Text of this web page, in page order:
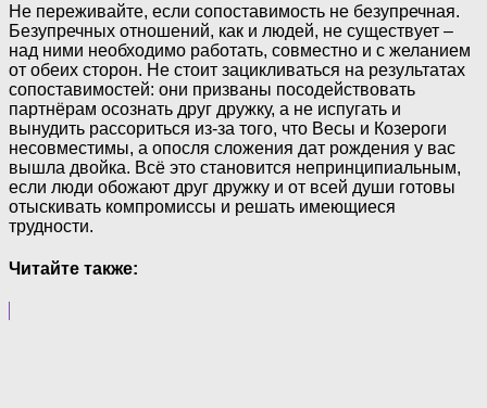
Не переживайте, если сопоставимость не безупречная.
Безупречных отношений, как и людей, не существует –
над ними необходимо работать, совместно и с желанием
от обеих сторон. Не стоит зацикливаться на результатах
сопоставимостей: они призваны посодействовать
партнёрам осознать друг дружку, а не испугать и
вынудить рассориться из-за того, что Весы и Козероги
несовместимы, а опосля сложения дат рождения у вас
вышла двойка. Всё это становится непринципиальным,
если люди обожают друг дружку и от всей души готовы
отыскивать компромиссы и решать имеющиеся
трудности.
Читайте также: